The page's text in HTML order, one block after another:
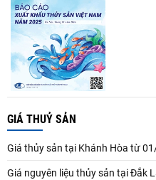
GIÁ THUỶ SẢN
Giá thủy sản tại Khánh Hòa từ
Giá nguyên liệu thủy sản tại Đắk